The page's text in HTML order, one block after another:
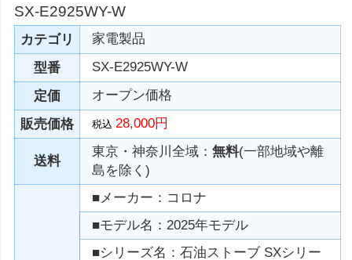
SX-E2925WY-W
カテゴリ
家電製品
型番
SX-E2925WY-W
定価
オープン価格
販売価格
税込28,000円
送料
東京・神奈川全域：無料(一部地域や離
島を除く)
■メーカー：コロナ
■モデル名：2025年モデル
■シリーズ名：石油ストーブ SXシリー